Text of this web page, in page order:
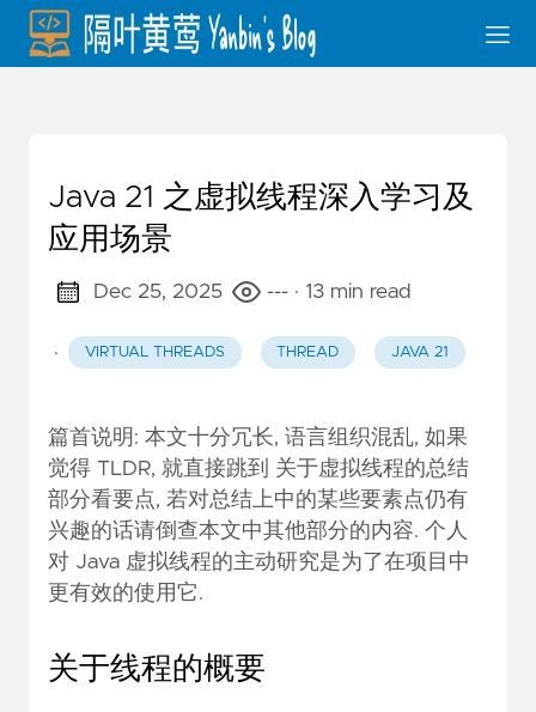
Java 21 之虚拟线程深入学习及
应用场景
Dec 25, 2025 --- · 13 min read
· VIRTUAL THREADS THREAD JAVA 21
篇首说明: 本文十分冗长, 语言组织混乱, 如果
觉得 TLDR, 就直接跳到 关于虚拟线程的总结
部分看要点, 若对总结上中的某些要素点仍有
兴趣的话请倒查本文中其他部分的内容. 个人
对 Java 虚拟线程的主动研究是为了在项目中
更有效的使用它.
关于线程的概要